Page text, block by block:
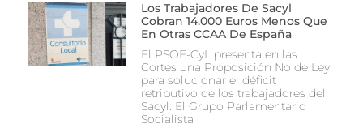
Los Trabajadores De Sacyl
Cobran 14.000 Euros Menos Que
En Otras CCAA De España
El PSOE-CyL presenta en las
Cortes una Proposición No de Ley
para solucionar el déficit
retributivo de los trabajadores del
Sacyl. El Grupo Parlamentario
Socialista